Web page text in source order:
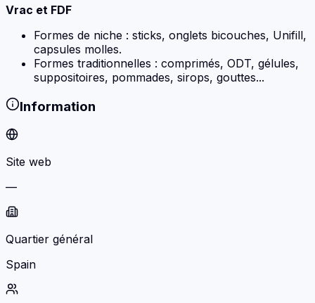
Vrac et FDF
Formes de niche : sticks, onglets bicouches, Unifill,
capsules molles.
Formes traditionnelles : comprimés, ODT, gélules,
suppositoires, pommades, sirops, gouttes...
Information
Site web
—
Quartier général
Spain